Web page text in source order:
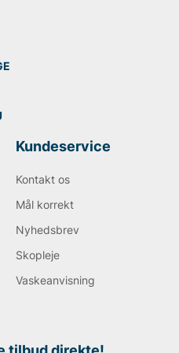
afslappede
mere behagelige med
Kundeservice
Kontakt os
Mål korrekt
Nyhedsbrev
Skopleje
Vaskeanvisning